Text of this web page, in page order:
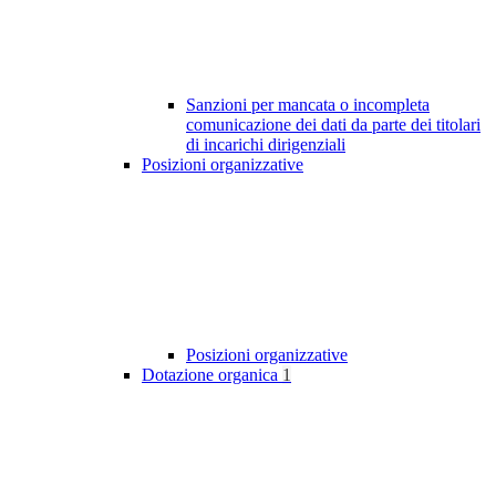
Sanzioni per mancata o incompleta
comunicazione dei dati da parte dei titolari
di incarichi dirigenziali
Posizioni organizzative
Posizioni organizzative
Dotazione organica 1